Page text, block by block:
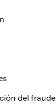
del fraude